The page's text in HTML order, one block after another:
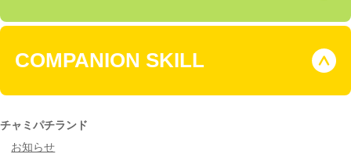
COMPANION SKILL
チャミパチランド
お知らせ